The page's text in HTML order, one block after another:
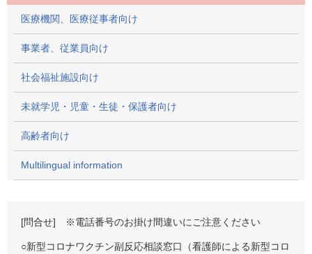
医療機関、医療従事者向け
事業者、従業員向け
社会福祉施設向け
未就学児・児童・生徒・保護者向け
高齢者向け
Multilingual information
[問合せ] ※電話番号のお掛け間違いにご注意ください
○新型コロナワクチン副反応相談窓口（看護師による新型コロ